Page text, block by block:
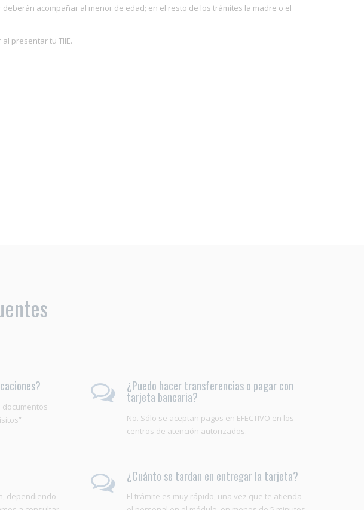
acompañar al menor de edad; en el resto de los trámites la madre o el
al presentar tu TIIE.
¿Puedo hacer transferencias o pagar con
tarjeta bancaria?
No. Sólo se aceptan pagos en EFECTIVO en los
centros de atención autorizados.
dependiendo
¿Cuánto se tardan en entregar la tarjeta?
El trámite es muy rápido, una vez que te atienda